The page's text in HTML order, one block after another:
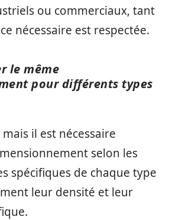
ou commerciaux, tant
nécessaire est respectée.
le même
pour différents types
il est nécessaire
selon les
spécifiques de chaque type
leur densité et leur